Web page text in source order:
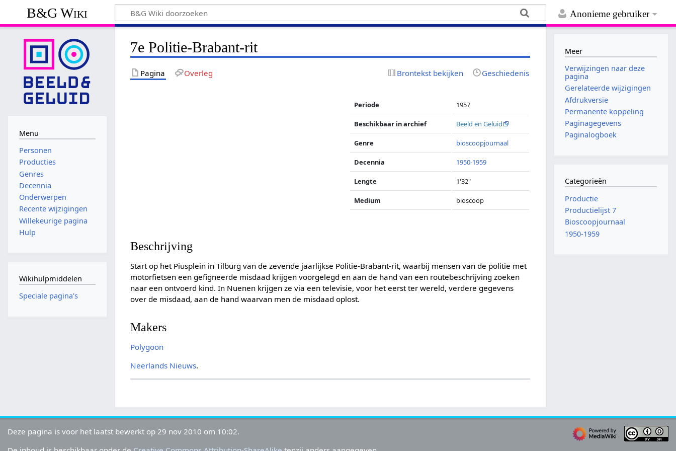
Anonieme gebruiker
B&G Wiki
7e Politie-Brabant-rit
Pagina Overleg Brontekst bekijken Geschiedenis
Periode 1957
Beschikbaar in archief Beeld en Geluid
Genre bioscoopjournaal
Decennia 1950-1959
Lengte 1'32"
Medium bioscoop
Beschrijving
Start op het Piusplein in Tilburg van de zevende jaarlijkse Politie-Brabant-rit, waarbij mensen van de politie met
motorfietsen een gefigneerde misdaad krijgen voorgelegd en aan de hand van een routebeschrijving zoeken
naar een ontvoerd kind. In Nuenen krijgen ze via een televisie, voor het eerst ter wereld, verdere gegevens
over de misdaad, aan de hand waarvan men de misdaad oplost.
Makers
Polygoon
Neerlands Nieuws.
Menu
Personen
Producties
Genres
Decennia
Onderwerpen
Recente wijzigingen
Willekeurige pagina
Hulp
Wikihulpmiddelen
Speciale pagina's
Meer
Verwijzingen naar deze
pagina
Gerelateerde wijzigingen
Afdrukversie
Permanente koppeling
Paginagegevens
Paginalogboek
Categorieën
Productie
Productielijst 7
Bioscoopjournaal
1950-1959
Deze pagina is voor het laatst bewerkt op 29 nov 2010 om 10:02.